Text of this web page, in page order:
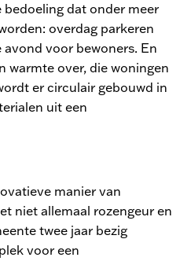
bedoeling dat onder meer
overdag parkeren
voor bewoners. En
warmte over, die woningen
er circulair gebouwd in
uit een
manier van
niet allemaal rozengeur en
twee jaar bezig
voor een